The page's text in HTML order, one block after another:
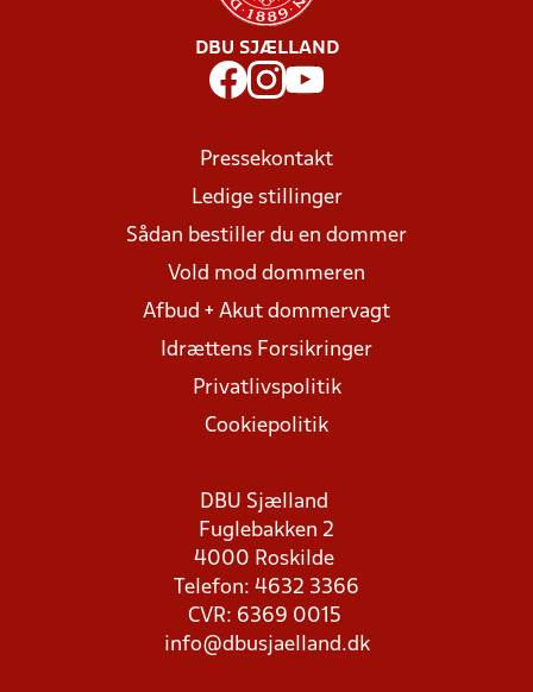
DBU SJÆLLAND
Pressekontakt
Ledige stillinger
Sådan bestiller du en dommer
Vold mod dommeren
Afbud + Akut dommervagt
Idrættens Forsikringer
Privatlivspolitik
Cookiepolitik
DBU Sjælland
Fuglebakken 2
4000 Roskilde
Telefon: 4632 3366
CVR: 6369 0015
info@dbusjaelland.dk